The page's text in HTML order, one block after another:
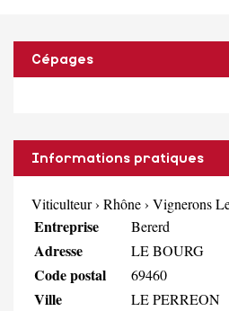
Cépages
Informations pratiques
Viticulteur› Rhône› Vignerons
Entreprise Bererd
Adresse LE BOURG
Code postal 69460
Ville LE PERREON